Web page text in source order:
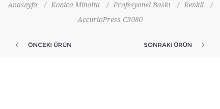
Anasayfa / Konica Minolta / Profesyonel Baskı / Renkli
/
AccurioPress C3080
ÖNCEKI ÜRÜN SONRAKI ÜRÜN